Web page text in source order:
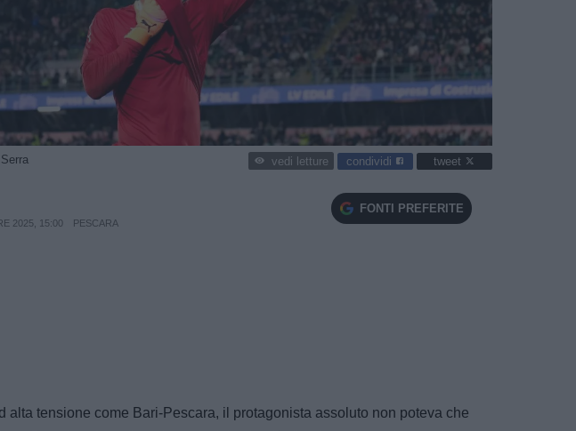
vedi letture condividi tweet
2025, 15:00 PESCARA
FONTI PREFERITE
alta tensione come Bari-Pescara, il protagonista assoluto non poteva che